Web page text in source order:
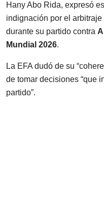
Hany Abo Rida, expresó
indignación por el arbitraje
durante su partido contra
Mundial 2026.
La EFA dudó de su
de tomar decisiones “que
partido”.